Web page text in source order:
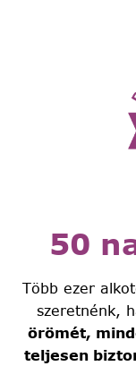
50
Több ezer
szeretnénk,
örömét,
teljesen